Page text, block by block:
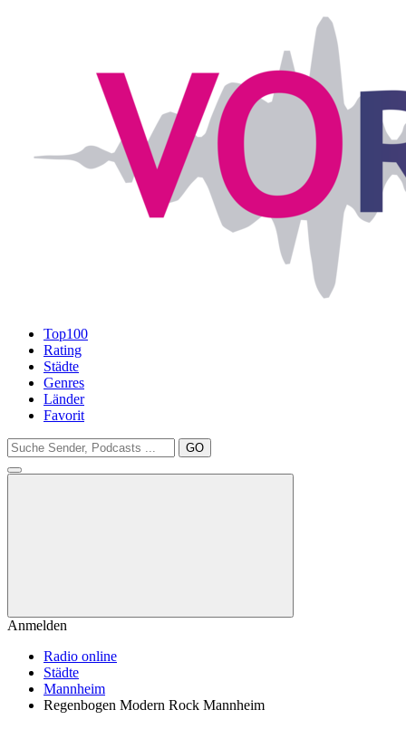
Top100
Rating
Städte
Genres
Länder
Favorit
GO
Anmelden
Radio online
Städte
Mannheim
Regenbogen Modern Rock Mannheim